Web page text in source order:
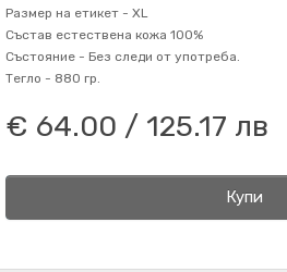
Размер на етикет - XL
Състав естествена кожа 100%
Състояние - Без следи от употреба.
Тегло - 880 гр.
€ 64.00 / 125.17 лв
Купи